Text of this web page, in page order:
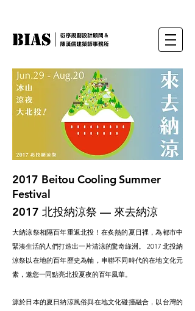
2017 Beitou Cooling Summer
Festival
2017 北投納涼祭 — 來去納涼
大納涼祭相隔百年重返北投！在炙熱的夏日裡，為都市中
緊湊生活的人們打造出一片清涼的驚奇綠洲。 2017 北投納
涼祭以在地的百年歷史為軸，串聯不同時代的在地文化元
素，邀您一同點亮北投夏夜的百年風華。
源於日本的夏日納涼風俗與在地文化碰撞融合，以台灣的